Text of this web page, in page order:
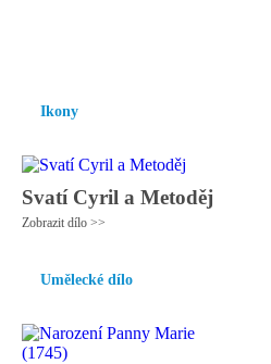
Ikony
Svatí Cyril a Metoděj
Zobrazit dílo >>
Umělecké dílo